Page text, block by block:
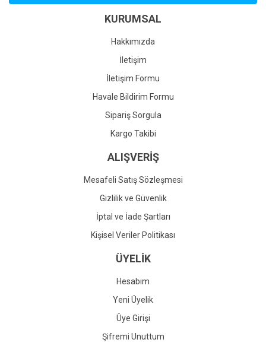
Ürün bilgilerinde hatalar bulunuyor.
Ürün fiyatı diğer sitelerden daha pahalı.
Gönder
KURUMSAL
Hakkımızda
İletişim
İletişim Formu
Havale Bildirim Formu
Sipariş Sorgula
Kargo Takibi
ALIŞVERİŞ
Mesafeli Satış Sözleşmesi
Gizlilik ve Güvenlik
İptal ve İade Şartları
Kişisel Veriler Politikası
ÜYELİK
Hesabım
Yeni Üyelik
Üye Girişi
Şifremi Unuttum